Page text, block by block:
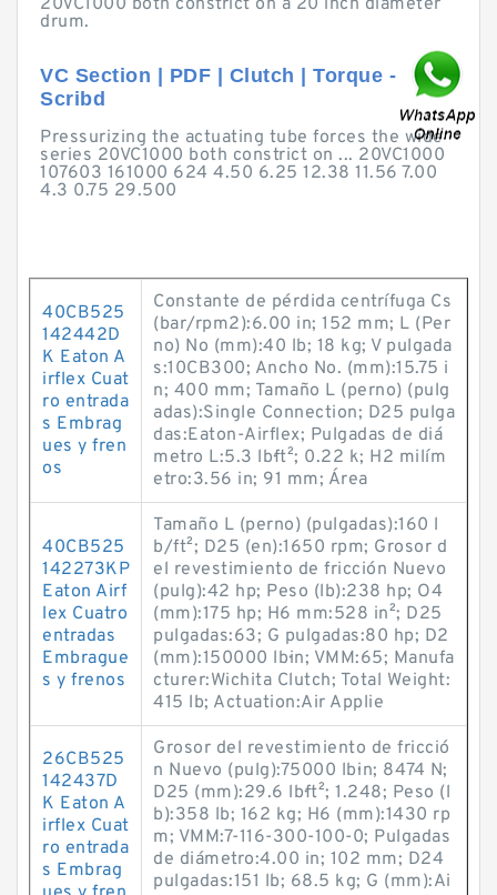
20VC1000 both constrict on a 20 inch diameter
drum.
VC Section | PDF | Clutch | Torque -
Scribd
Pressurizing the actuating tube forces the wide
series 20VC1000 both constrict on ... 20VC1000
107603 161000 624 4.50 6.25 12.38 11.56 7.00
4.3 0.75 29.500
40CB525
142442D
K Eaton A
irflex Cuat
ro entrada
s Embrag
ues y fren
os
Constante de pérdida centrífuga Cs
(bar/rpm2):6.00 in; 152 mm; L (Per
no) No (mm):40 lb; 18 kg; V pulgada
s:10CB300; Ancho No. (mm):15.75 i
n; 400 mm; Tamaño L (perno) (pulg
adas):Single Connection; D25 pulga
das:Eaton-Airflex; Pulgadas de diá
metro L:5.3 lb·ft²; 0.22 k; H2 milím
etro:3.56 in; 91 mm; Área
40CB525
142273KP
Eaton Airf
lex Cuatro
entradas
Embrague
s y frenos
Tamaño L (perno) (pulgadas):160 l
b/ft²; D25 (en):1650 rpm; Grosor d
el revestimiento de fricción Nuevo
(pulg):42 hp; Peso (lb):238 hp; O4
(mm):175 hp; H6 mm:528 in²; D25
pulgadas:63; G pulgadas:80 hp; D2
(mm):150000 lb·in; VMM:65; Manufa
cturer:Wichita Clutch; Total Weight:
415 lb; Actuation:Air Applie
26CB525
142437D
K Eaton A
irflex Cuat
ro entrada
s Embrag
Grosor del revestimiento de fricció
n Nuevo (pulg):75000 lb·in; 8474 N;
D25 (mm):29.6 lb·ft²; 1.248; Peso (l
b):358 lb; 162 kg; H6 (mm):1430 rp
m; VMM:7-116-300-100-0; Pulgadas
de diámetro:4.00 in; 102 mm; D24
pulgadas:151 lb; 68.5 kg; G (mm):Ai